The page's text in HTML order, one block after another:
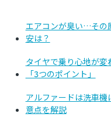
エアコンが臭い…その
安は？
タイヤで乗り心地が
「3つのポイント」
アルファードは洗車
意点を解説